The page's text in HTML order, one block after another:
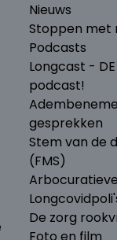
Nieuws
Stoppen met
Podcasts
Longcast - DE
podcast!
gesprekken
Stem van de
(FMS)
De zorg